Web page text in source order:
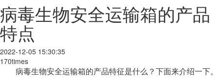
病毒生物安全运输箱的产品
特点
2022-12-05 15:30:35
170times
病毒生物安全运输箱的产品特征是什么？下面来介绍一下。